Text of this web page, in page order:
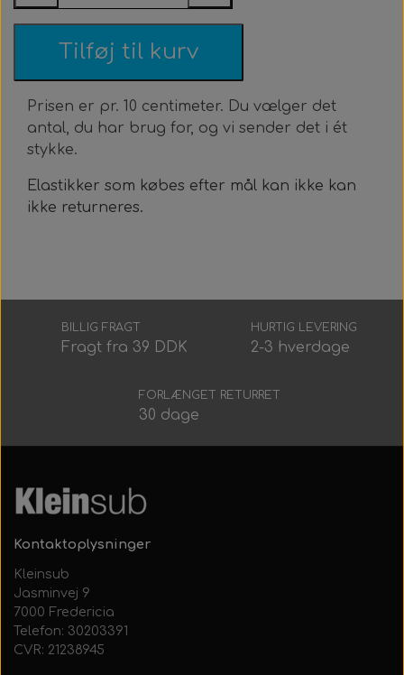
Roller Opsætning
Trigger & Håndtag
Gør Det Selv
Hele Ruller
Alt Det Andet
Tøj & Stickers
Tøj
Stickers
Vægtvest
Halsvægt
Variabelt Vægt
Ur & Computer
Tasker & Køleboks
Køleboks
Fangstnet
Bælter
Bæltebly
Halsvægt
Næseklemmer
Finner
Bøje + Tilbehør
Kurser & Ture
Udlejning
Event & Konkurrencer
Gavekort
Tilføj til kurv
Prisen er pr. 10 centimeter. Du vælger det
antal, du har brug for, og vi sender det i ét
stykke.
Elastikker som købes efter mål kan ikke kan
ikke returneres.
BILLIG FRAGT
Fragt fra 39 DDK
HURTIG LEVERING
2-3 hverdage
FORLÆNGET RETURRET
30 dage
Kontaktoplysninger
Kleinsub
Jasminvej 9
7000 Fredericia
Telefon: 30203391
CVR: 21238945